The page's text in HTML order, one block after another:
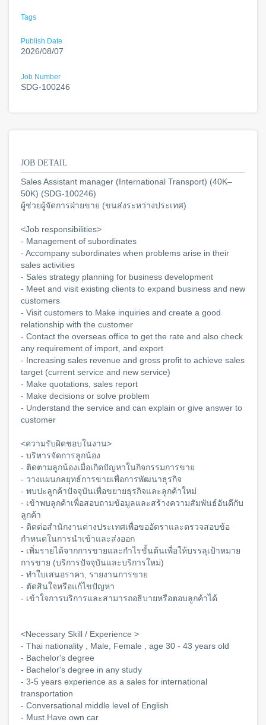
Tags
Publish Date
2026/08/07
Job Number
SDG-100246
JOB DETAIL
Sales Assistant manager (International Transport) (40K–
50K) (SDG-100246)
ผู้ช่วยผู้จัดการฝ่ายขาย (ขนส่งระหว่างประเทศ)
<Job responsibilities>
- Management of subordinates
- Accompany subordinates when problems arise in their
sales activities
- Sales strategy planning for business development
- Meet and visit existing clients to expand business and new
customers
- Visit customers to Make inquiries and create a good
relationship with the customer
- Contact the overseas office to get the rate and also check
any requirement of import, and export
- Increasing sales revenue and gross profit to achieve sales
target (current service and new service)
- Make quotations, sales report
- Make decisions or solve problem
- Understand the service and can explain or give answer to
customer
<ความรับผิดชอบในงาน>
- บริหารจัดการลูกน้อง
- ติดตามลูกน้องเมื่อเกิดปัญหาในกิจกรรมการขาย
- วางแผนกลยุทธ์การขายเพื่อการพัฒนาธุรกิจ
- พบปะลูกค้าปัจจุบันเพื่อขยายธุรกิจและลูกค้าใหม่
- เข้าพบลูกค้าเพื่อสอบถามข้อมูลและสร้างความสัมพันธ์อันดีกับ
ลูกค้า
- ติดต่อสำนักงานต่างประเทศเพื่อขออัตราและตรวจสอบข้อ
กำหนดในการนำเข้าและส่งออก
- เพิ่มรายได้จากการขายและกำไรขั้นต้นเพื่อให้บรรลุเป้าหมาย
การขาย (บริการปัจจุบันและบริการใหม่)
- ทำใบเสนอราคา, รายงานการขาย
- ตัดสินใจหรือแก้ไขปัญหา
- เข้าใจการบริการและสามารถอธิบายหรือตอบลูกค้าได้
<Necessary Skill / Experience >
- Thai nationality , Male, Female , age 30 - 43 years old
- Bachelor's degree
- Bachelor's degree in any study
- 3-5 years experience as a sales for international
transportation
- Conversational middle level of English
- Must Have own car